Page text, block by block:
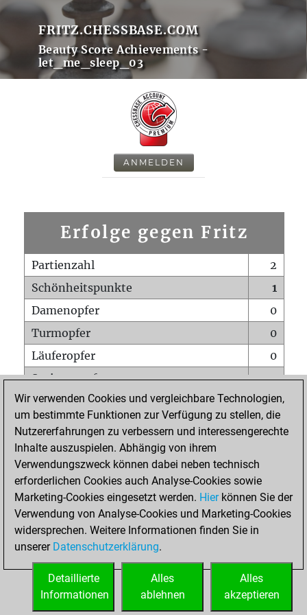
FRITZ.CHESSBASE.COM
Beauty Score Achievements -
let_me_sleep_03
ANMELDEN
Erfolge gegen Fritz
Partienzahl
2
Schönheitspunkte
1
Damenopfer
0
Turmopfer
0
Läuferopfer
0
Springeropfer
0
Bauernopfer
0
Matt auf vollem Brett
0
Bauer setzt Matt
Erstickte Matts
Unterverwandlungen
0
Türme auf der siebten
0
STARTSEITE
Wir verwenden Cookies und vergleichbare Technologien,
um bestimmte Funktionen zur Verfügung zu stellen, die
Nutzererfahrungen zu verbessern und interessengerechte
Inhalte auszuspielen. Abhängig von ihrem
Verwendungszweck können dabei neben technisch
erforderlichen Cookies auch Analyse-Cookies sowie
Marketing-Cookies eingesetzt werden. Hierkönnen Sie der
Verwendung von Analyse-Cookies und Marketing-Cookies
widersprechen. Weitere Informationen finden Sie in
unserer Datenschutzerklärung.
Alles
akzeptieren
Alles
ablehnen
Detaillierte
Informationen